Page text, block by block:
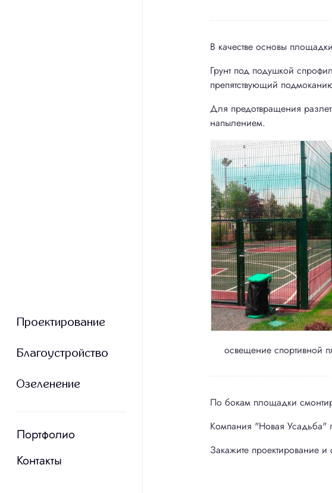
Проектирование
Благоустройство
Озеленение
Портфолио
Контакты
Проектирование
Благоустройство
Озеленение
Портфолио
Контакты
Состав проекта
Цены проектирование
Проект ограждения
Топосъемка
Проектирование
Мощение дорожек
Устройство дренажей
В качестве основы
Грунт под подушкой
препятствующий
Для предотвращения
напылением.
освещение спортивной
По бокам площадки
Компания "Новая Усадьба"
Закажите проектирование